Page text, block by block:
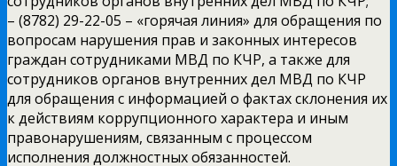
– (8782) 29-22-05 – «горячая линия» для обращения по
вопросам нарушения прав и законных интересов
граждан сотрудниками МВД по КЧР, а также для
сотрудников органов внутренних дел МВД по КЧР
для обращения с информацией о фактах склонения их
к действиям коррупционного характера и иным
правонарушениям, связанным с процессом
исполнения должностных обязанностей.